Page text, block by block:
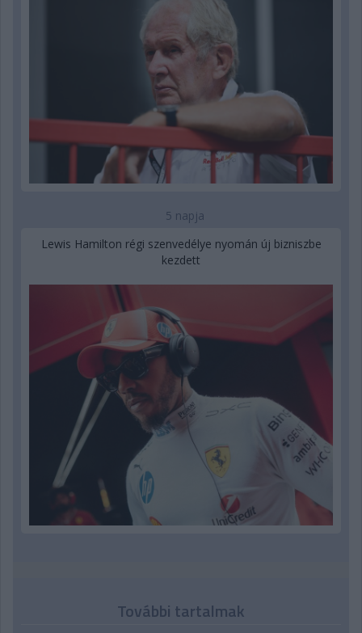
5 napja
Lewis Hamilton régi szenvedélye nyomán új bizniszbe
kezdett
További tartalmak